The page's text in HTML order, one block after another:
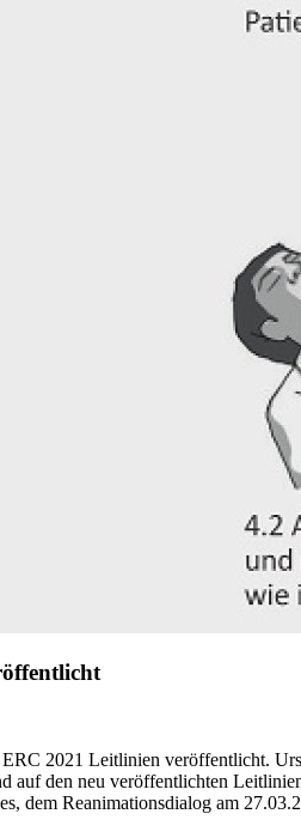
2021 Leitlinien veröffentlicht.
den neu veröffentlichten
dem Reanimationsdialog am